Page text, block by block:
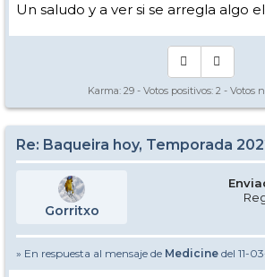
Un saludo y a ver si se arregla algo
Karma: 29 - Votos positivos: 2 - Votos
Re: Baqueira hoy, Temporada
Gorritxo
» En respuesta al mensaje de Medicine del 11-